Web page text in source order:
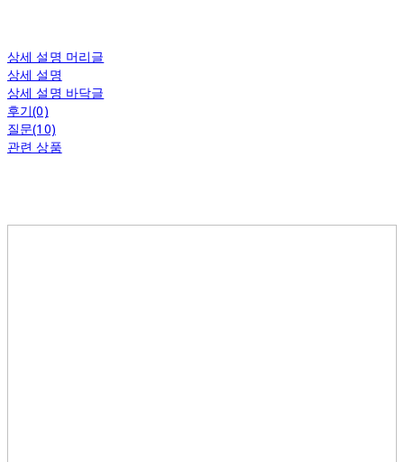
상세 설명 머리글
상세 설명
상세 설명 바닥글
후기(0)
질문(10)
관련 상품